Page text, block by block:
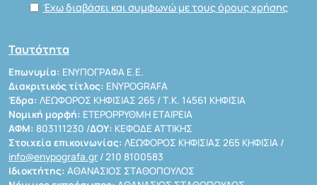
Έχω διαβάσει και συμφωνώ με τους όρους χρήσης
Ταυτότητα
Επωνυμία: ΕΝΥΠΟΓΡΑΦΑ Ε.Ε.
Διακριτικός τίτλος: ENYPOGRAFA
Έδρα: ΛΕΩΦΟΡΟΣ ΚΗΦΙΣΙΑΣ 265 / Τ.Κ. 14561 ΚΗΦΙΣΙΑ
Νομική μορφή: ΕΤΕΡΟΡΡΥΘΜΗ ΕΤΑΙΡΕΙΑ
ΑΦΜ: 803111230 /ΔΟΥ: ΚΕΦΟΔΕ ΑΤΤΙΚΗΣ
Στοιχεία επικοινωνίας: ΛΕΩΦΟΡΟΣ ΚΗΦΙΣΙΑΣ 265 ΚΗΦΙΣΙΑ /
info@enypografa.gr / 210 8100583
Ιδιοκτήτης: ΑΘΑΝΑΣΙΟΣ ΣΤΑΘΟΠΟΥΛΟΣ